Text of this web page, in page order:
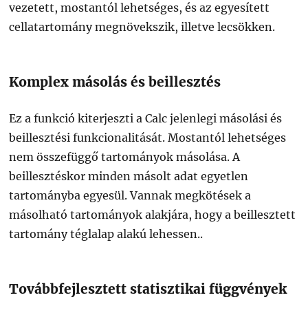
vezetett, mostantól lehetséges, és az egyesített
cellatartomány megnövekszik, illetve lecsökken.
Komplex másolás és beillesztés
Ez a funkció kiterjeszti a Calc jelenlegi másolási és
beillesztési funkcionalitását. Mostantól lehetséges
nem összefüggő tartományok másolása. A
beillesztéskor minden másolt adat egyetlen
tartományba egyesül. Vannak megkötések a
másolható tartományok alakjára, hogy a beillesztett
tartomány téglalap alakú lehessen..
Továbbfejlesztett statisztikai függvények